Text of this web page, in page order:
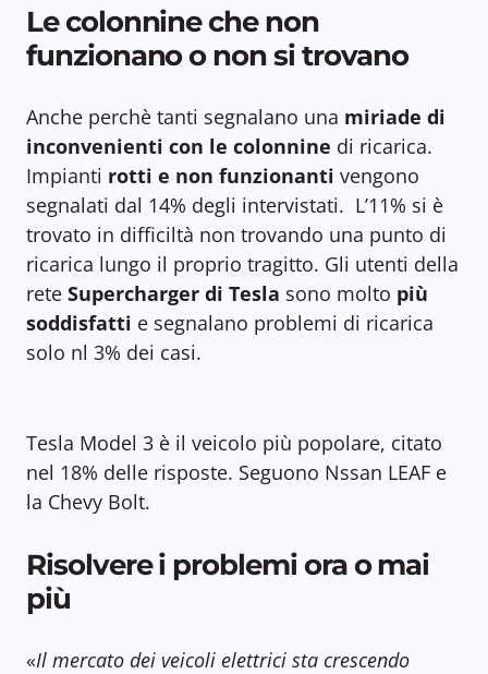
Le colonnine che non
funzionano o non si trovano
Anche perchè tanti segnalano una miriade di
inconvenienti con le colonnine di ricarica.
Impianti rotti e non funzionanti vengono
segnalati dal 14% degli intervistati. L’11% si è
trovato in difficiltà non trovando una punto di
ricarica lungo il proprio tragitto. Gli utenti della
rete Supercharger di Tesla sono molto più
soddisfatti e segnalano problemi di ricarica
solo nl 3% dei casi.
Tesla Model 3 è il veicolo più popolare, citato
nel 18% delle risposte. Seguono Nssan LEAF e
la Chevy Bolt.
Risolvere i problemi ora o mai
più
«Il mercato dei veicoli elettrici sta crescendo